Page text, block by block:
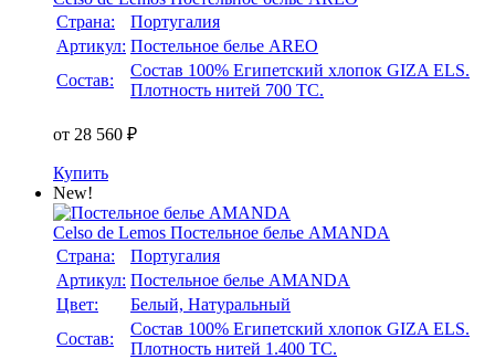
Страна:
Португалия
Артикул: Постельное белье AREO
Состав:
Состав 100% Египетский хлопок GIZA ELS.
Плотность нитей 700 TC.
от 28 560 ₽
Купить
New!
Celso de Lemos Постельное белье AMANDA
Страна:
Португалия
Артикул: Постельное белье AMANDA
Цвет:
Белый, Натуральный
Состав:
Состав 100% Египетский хлопок GIZA ELS.
Плотность нитей 1.400 TC.